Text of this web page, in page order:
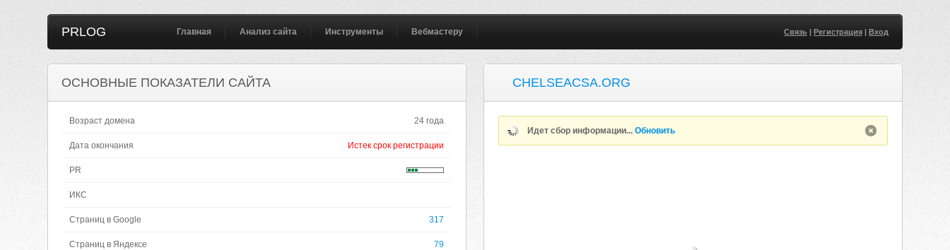
PRLOG Главная Анализ сайта Инструменты Вебмастеру Связь| Регистрация| Вход
ОСНОВНЫЕ ПОКАЗАТЕЛИ САЙТА
Возраст домена 24 года
Дата окончания Истек срок регистрации
PR
ИКС
Страниц в Google 317
Страниц в Яндексе 79
CHELSEACSA.ORG
Идет сбор информации...Обновить